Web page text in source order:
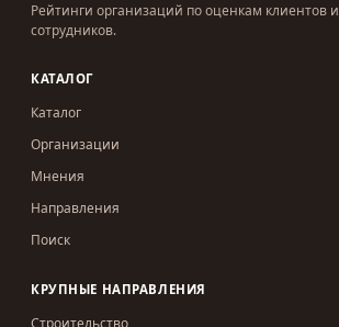
Рейтинги организаций по оценкам клиентов и
сотрудников.
КАТАЛОГ
Каталог
Организации
Мнения
Направления
Поиск
КРУПНЫЕ НАПРАВЛЕНИЯ
Строительство